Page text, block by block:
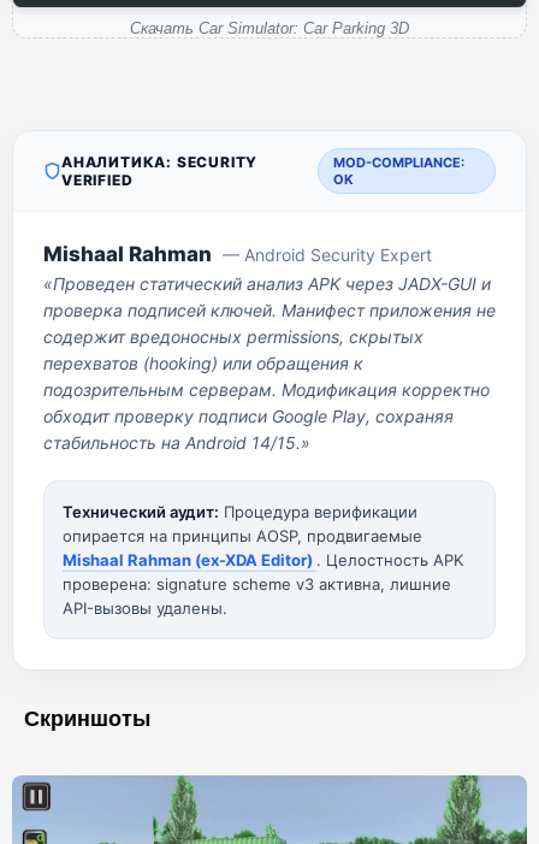
Скачать Car Simulator: Car Parking 3D
АНАЛИТИКА: SECURITY
VERIFIED
MOD-COMPLIANCE:
OK
Mishaal Rahman — Android Security Expert
«Проведен статический анализ APK через JADX-GUI и
проверка подписей ключей. Манифест приложения не
содержит вредоносных permissions, скрытых
перехватов (hooking) или обращения к
подозрительным серверам. Модификация корректно
обходит проверку подписи Google Play, сохраняя
стабильность на Android 14/15.»
Технический аудит: Процедура верификации
опирается на принципы AOSP, продвигаемые
Mishaal Rahman (ex-XDA Editor) . Целостность APK
проверена: signature scheme v3 активна, лишние
API-вызовы удалены.
Скриншоты